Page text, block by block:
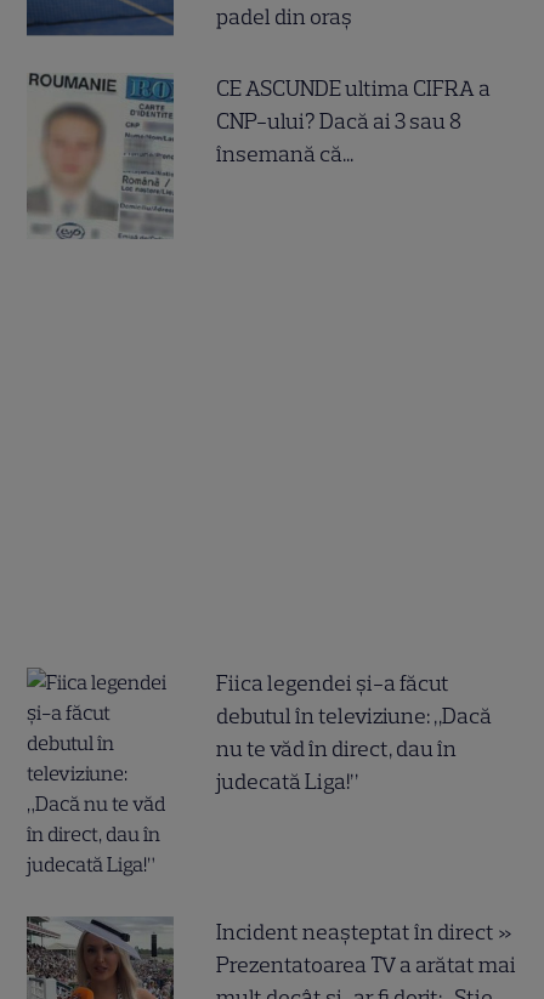
padel din oraș
CE ASCUNDE ultima CIFRA a
CNP-ului? Dacă ai 3 sau 8
însemană că...
Fiica legendei și-a făcut
debutul în televiziune: „Dacă
nu te văd în direct, dau în
judecată Liga!”
Incident neașteptat în direct »
Prezentatoarea TV a arătat mai